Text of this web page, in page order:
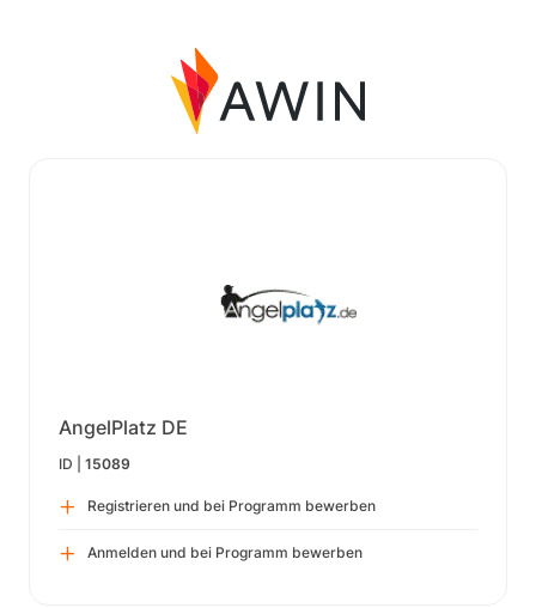
AngelPlatz DE
ID | 15089
Registrieren und bei Programm bewerben
Anmelden und bei Programm bewerben